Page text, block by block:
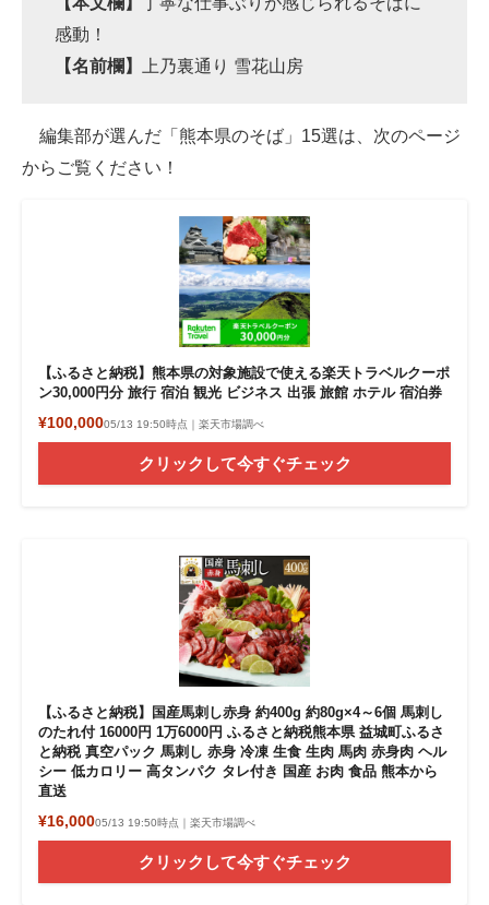
感動！
【名前欄】
上乃裏通り 雪花山房
編集部が選んだ「熊本県のそば」15選は、次のページ
からご覧ください！
【ふるさと納税】熊本県の対象施設で使える楽天トラベルクーポ
ン30,000円分 旅行 宿泊 観光 ビジネス 出張 旅館 ホテル 宿泊券
¥100,00005/13 19:50時点｜楽天市場調べ
クリックして今すぐチェック
【ふるさと納税】国産馬刺し赤身 約400g 約80g×4～6個 馬刺し
のたれ付 16000円 1万6000円 ふるさと納税熊本県 益城町ふるさ
と納税 真空パック 馬刺し 赤身 冷凍 生食 生肉 馬肉 赤身肉 ヘル
シー 低カロリー 高タンパク タレ付き 国産 お肉 食品 熊本から
直送
¥16,00005/13 19:50時点｜楽天市場調べ
クリックして今すぐチェック